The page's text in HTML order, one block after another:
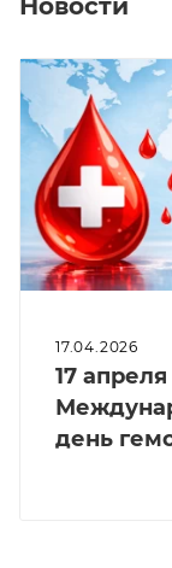
Новости
17.04.2026
17 апреля
день